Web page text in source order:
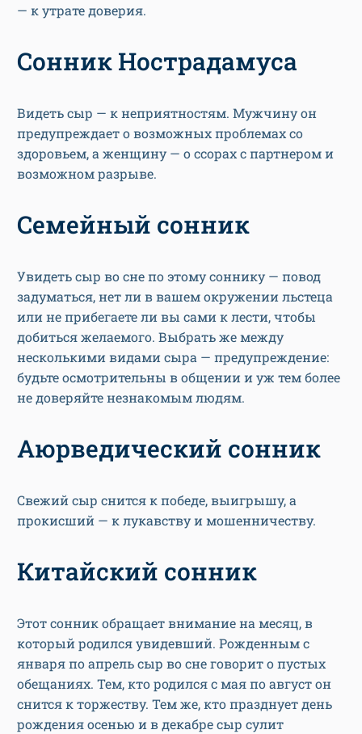
— к утрате доверия.
Сонник Нострадамуса
Видеть сыр — к неприятностям. Мужчину он
предупреждает о возможных проблемах со
здоровьем, а женщину — о ссорах с партнером и
возможном разрыве.
Семейный сонник
Увидеть сыр во сне по этому соннику — повод
задуматься, нет ли в вашем окружении льстеца
или не прибегаете ли вы сами к лести, чтобы
добиться желаемого. Выбрать же между
несколькими видами сыра — предупреждение:
будьте осмотрительны в общении и уж тем более
не доверяйте незнакомым людям.
Аюрведический сонник
Свежий сыр снится к победе, выигрышу, а
прокисший — к лукавству и мошенничеству.
Китайский сонник
Этот сонник обращает внимание на месяц, в
который родился увидевший. Рожденным с
января по апрель сыр во сне говорит о пустых
обещаниях. Тем, кто родился с мая по август он
снится к торжеству. Тем же, кто празднует день
рождения осенью и в декабре сыр сулит